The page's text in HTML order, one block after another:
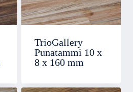
TrioGallery
Punatammi 10 x
8 x 160 mm